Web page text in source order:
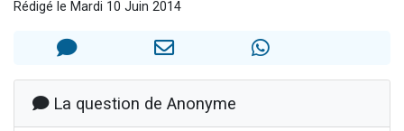
Il reste 49 places pour étudier en groupe sur Zoom
Eva vient de donner son Maasser
3 personnes viennent de faire un don pour Événements Torah-Box
Rédigé le Mardi 10 Juin 2014
La question de Anonyme